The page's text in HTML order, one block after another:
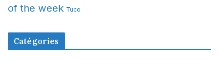
of the week Tuco
Catégories